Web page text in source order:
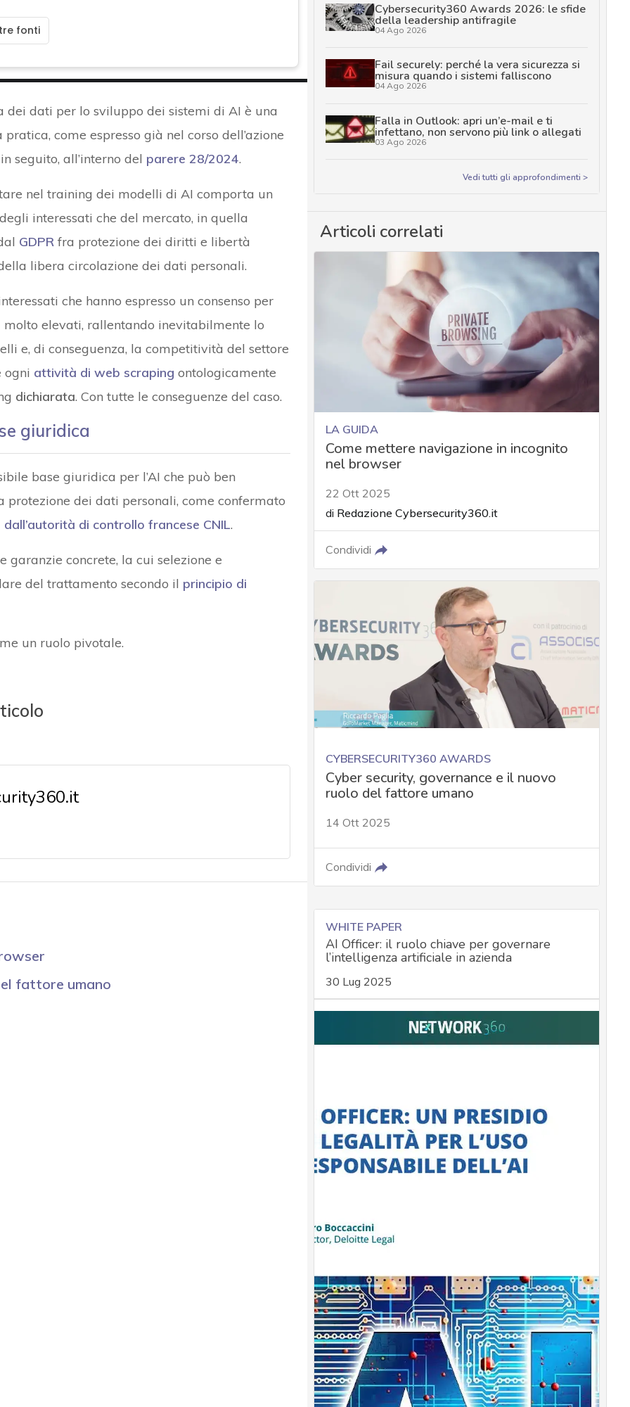
fonti
dati per lo sviluppo dei sistemi di AI è una
come espresso già nel corso dell’azione
seguito, all’interno del parere 28/2024.
nel training dei modelli di AI comporta un
interessati che del mercato, in quella
GDPRfra protezione dei diritti e libertà
libera circolazione dei dati personali.
che hanno espresso un consenso per
elevati, rallentando inevitabilmente lo
e, di conseguenza, la competitività del settore
ogni attività di web scraping ontologicamente
dichiarata. Con tutte le conseguenze del caso.
giuridica
base giuridica per l’AI che può ben
protezione dei dati personali, come confermato
di controllo francese CNIL.
garanzie concrete, la cui selezione e
del trattamento secondo il principio di
un ruolo pivotale.
fattore umano
Cybersecurity360 Awards 2026: le sfide
della leadership antifragile
04 Ago 2026
Fail securely: perché la vera sicurezza si
misura quando i sistemi falliscono
04 Ago 2026
Falla in Outlook: apri un’e-mail e ti
infettano, non servono più link o allegati
03 Ago 2026
Vedi tutti gli approfondimenti >
Articoli correlati
LA GUIDA
Come mettere navigazione in incognito
nel browser
22 Ott 2025
di Redazione Cybersecurity360.it
Condividi
CYBERSECURITY360 AWARDS
Cyber security, governance e il nuovo
ruolo del fattore umano
14 Ott 2025
Condividi
WHITE PAPER
AI Officer: il ruolo chiave per governare
l’intelligenza artificiale in azienda
30 Lug 2025